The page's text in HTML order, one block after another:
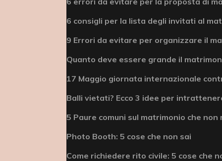
6 consigli per la lista degli invitati al
9 Errori da evitare per organizzare il
Quanto deve essere grande il
17 Maggio giornata internazionale
Balli vietati? Ecco 3 idee per
5 Paure comuni sul matrimonio che
Photo Booth: 5 cose che non sai
Come richiedere rito civile: 5 cose che